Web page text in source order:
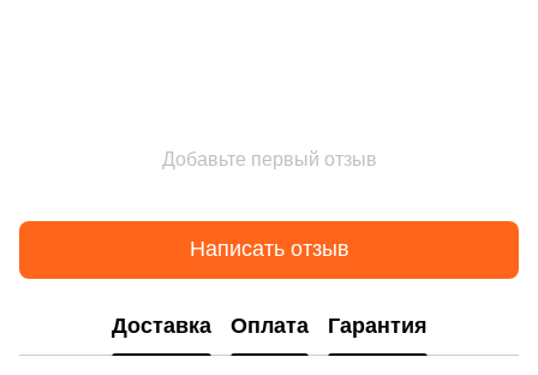
Добавьте первый отзыв
Написать отзыв
Доставка Оплата Гарантия